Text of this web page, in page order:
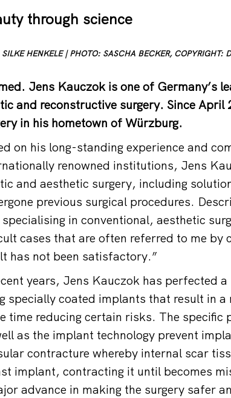
through science
SILKE HENKELE | PHOTO: SASCHA BECKER, COPYRIGHT:
Jens Kauczok is one of Germany’s
and reconstructive surgery. Since April
in his hometown of Würzburg.
on his long-standing experience and
renowned institutions, Jens
and aesthetic surgery, including
previous surgical procedures.
in conventional, aesthetic
cases that are often referred to me by
has not been satisfactory.”
years, Jens Kauczok has perfected
specially coated implants that result in
time reducing certain risks. The
as the implant technology prevent
contracture whereby internal scar
implant, contracting it until becomes
advance in making the surgery safer